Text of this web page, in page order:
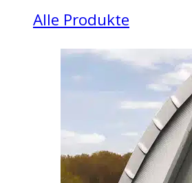
Alle Produkte